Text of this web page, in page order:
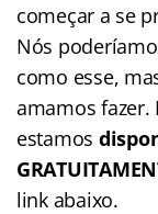
começar a se
Nós
como esse,
amamos fazer.
estamos
link abaixo.